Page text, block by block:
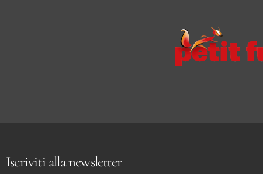
Iscriviti alla newsletter